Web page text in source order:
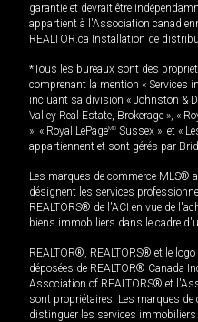
garantie et devrait être
appartient à l'Association
REALTOR.ca Installation de
*Tous les bureaux sont des
comprenant la mention « Services
incluant sa division « Johnston &
Valley Real Estate, Brokerage », «
», « Royal LePageMD Sussex », et «
appartiennent et sont gérés par
Les marques de commerce MLS®
désignent les services
REALTORS® de l'ACI en vue de
biens immobiliers dans le cadre
REALTOR®, REALTORS® et le
déposées de REALTOR® Canada
Association of REALTORS® et
sont propriétaires. Les marques de
distinguer les services